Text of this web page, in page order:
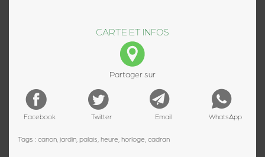
CARTE ET INFOS
Partager sur
Facebook Twitter Email WhatsApp
Tags : canon, jardin, palais, heure, horloge, cadran